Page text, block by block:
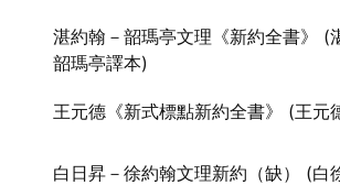
湛約翰－韶瑪亭文理《新約全書》 (
韶瑪亭譯本)
王元德《新式標點新約全書》 (王元
白日昇－徐約翰文理新約（缺） (白